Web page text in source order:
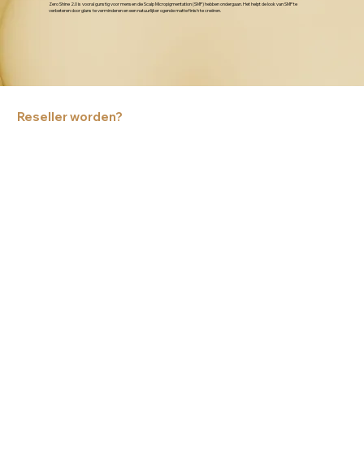
Zero Shine 2.0 is vooral gunstig voor mensen die Scalp Micropigmentation (SMP) hebben ondergaan. Het helpt de look van SMP te
verbeteren door glans te verminderen en een natuurlijker ogende matte finish te creëren.
Reseller worden?